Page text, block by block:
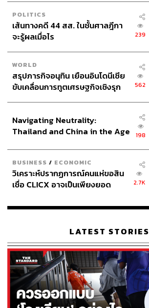
POLITICS
เส้นทางคดี 44 สส. ในชั้นศาลฎีกา
จะรู้ผลเมื่อไร
239
WORLD
สรุปภารกิจอนุทิน เยือนอินโดนีเซีย
ขับเคลื่อนการทูตเศรษฐกิจเชิงรุก
562
Navigating Neutrality:
Thailand and China in the Age
198
BUSINESS / ECONOMIC
วิเคราะห์ปรากฏการณ์คนแห่ขอสิน
เชื่อ CLICX อาจเป็นเพียงยอด
เรือนไทยที่ถูกซุกไว้
2.7K
LATEST STORIES